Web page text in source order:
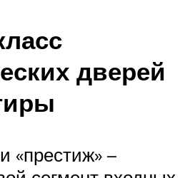
дверей
«престиж» –